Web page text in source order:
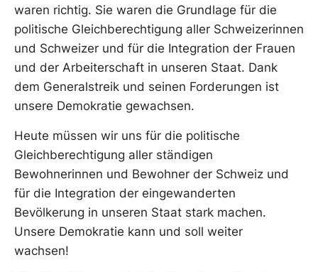
waren richtig. Sie waren die Grundlage für die
politische Gleichberechtigung aller Schweizerinnen
und Schweizer und für die Integration der Frauen
und der Arbeiterschaft in unseren Staat. Dank
dem Generalstreik und seinen Forderungen ist
unsere Demokratie gewachsen.
Heute müssen wir uns für die politische
Gleichberechtigung aller ständigen
Bewohnerinnen und Bewohner der Schweiz und
für die Integration der eingewanderten
Bevölkerung in unseren Staat stark machen.
Unsere Demokratie kann und soll weiter
wachsen!